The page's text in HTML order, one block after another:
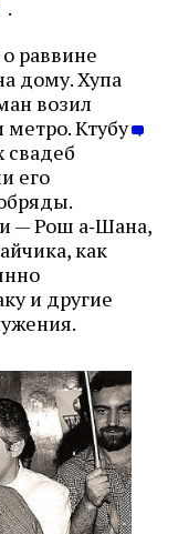
.
раввине
дому. Хупа
возил
метро. Ктубу
свадеб
его
— Рош а‑Шана,
как
и другие